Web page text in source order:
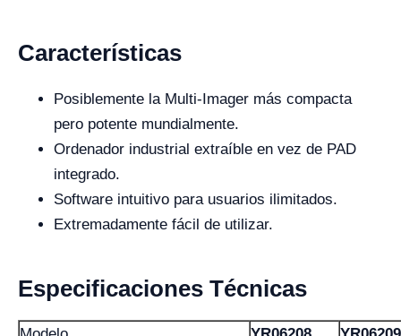
Características
Posiblemente la Multi-Imager más compacta
pero potente mundialmente.
Ordenador industrial extraíble en vez de PAD
integrado.
Software intuitivo para usuarios ilimitados.
Extremadamente fácil de utilizar.
Especificaciones Técnicas